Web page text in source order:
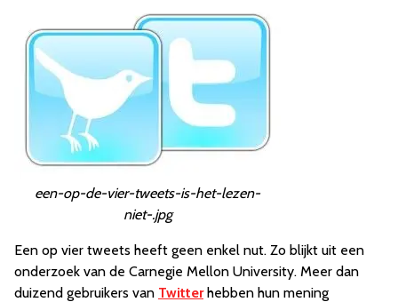
een-op-de-vier-tweets-is-het-lezen-
niet-.jpg
Een op vier tweets heeft geen enkel nut. Zo blijkt uit een
onderzoek van de Carnegie Mellon University. Meer dan
duizend gebruikers van Twitterhebben hun mening